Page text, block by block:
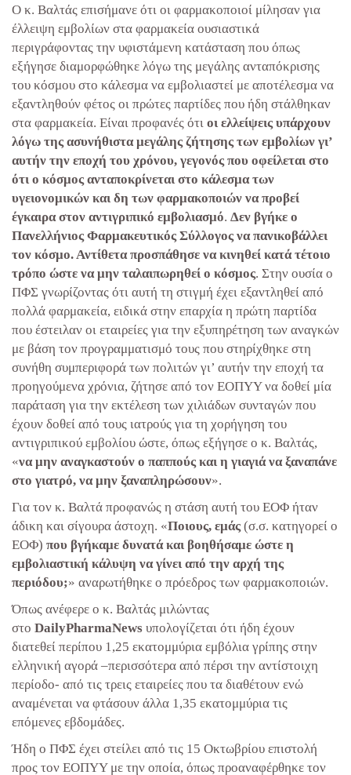
Ο κ. Βαλτάς επισήμανε ότι οι φαρμακοποιοί μίλησαν για
έλλειψη εμβολίων στα φαρμακεία ουσιαστικά
περιγράφοντας την υφιστάμενη κατάσταση που όπως
εξήγησε διαμορφώθηκε λόγω της μεγάλης ανταπόκρισης
του κόσμου στο κάλεσμα να εμβολιαστεί με αποτέλεσμα να
εξαντληθούν φέτος οι πρώτες παρτίδες που ήδη στάλθηκαν
στα φαρμακεία. Είναι προφανές ότι οι ελλείψεις υπάρχουν
λόγω της ασυνήθιστα μεγάλης ζήτησης των εμβολίων γι’
αυτήν την εποχή του χρόνου, γεγονός που οφείλεται στο
ότι ο κόσμος ανταποκρίνεται στο κάλεσμα των
υγειονομικών και δη των φαρμακοποιών να προβεί
έγκαιρα στον αντιγριπικό εμβολιασμό. Δεν βγήκε ο
Πανελλήνιος Φαρμακευτικός Σύλλογος να πανικοβάλλει
τον κόσμο. Αντίθετα προσπάθησε να κινηθεί κατά τέτοιο
τρόπο ώστε να μην ταλαιπωρηθεί ο κόσμος. Στην ουσία ο
ΠΦΣ γνωρίζοντας ότι αυτή τη στιγμή έχει εξαντληθεί από
πολλά φαρμακεία, ειδικά στην επαρχία η πρώτη παρτίδα
που έστειλαν οι εταιρείες για την εξυπηρέτηση των αναγκών
με βάση τον προγραμματισμό τους που στηρίχθηκε στη
συνήθη συμπεριφορά των πολιτών γι’ αυτήν την εποχή τα
προηγούμενα χρόνια, ζήτησε από τον ΕΟΠΥΥ να δοθεί μία
παράταση για την εκτέλεση των χιλιάδων συνταγών που
έχουν δοθεί από τους ιατρούς για τη χορήγηση του
αντιγριπικού εμβολίου ώστε, όπως εξήγησε ο κ. Βαλτάς,
«να μην αναγκαστούν ο παππούς και η γιαγιά να ξαναπάνε
στο γιατρό, να μην ξαναπληρώσουν».
Για τον κ. Βαλτά προφανώς η στάση αυτή του ΕΟΦ ήταν
άδικη και σίγουρα άστοχη. «Ποιους, εμάς(σ.σ. κατηγορεί ο
ΕΟΦ) που βγήκαμε δυνατά και βοηθήσαμε ώστε η
εμβολιαστική κάλυψη να γίνει από την αρχή της
περιόδου;» αναρωτήθηκε ο πρόεδρος των φαρμακοποιών.
Όπως ανέφερε ο κ. Βαλτάς μιλώντας
στο DailyPharmaNews υπολογίζεται ότι ήδη έχουν
διατεθεί περίπου 1,25 εκατομμύρια εμβόλια γρίπης στην
ελληνική αγορά –περισσότερα από πέρσι την αντίστοιχη
περίοδο- από τις τρεις εταιρείες που τα διαθέτουν ενώ
αναμένεται να φτάσουν άλλα 1,35 εκατομμύρια τις
επόμενες εβδομάδες.
Ήδη ο ΠΦΣ έχει στείλει από τις 15 Οκτωβρίου επιστολή
προς τον ΕΟΠΥΥ με την οποία, όπως προαναφέρθηκε τον